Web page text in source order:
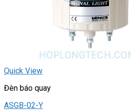
Quick View
Đèn báo quay
ASGB-02-Y